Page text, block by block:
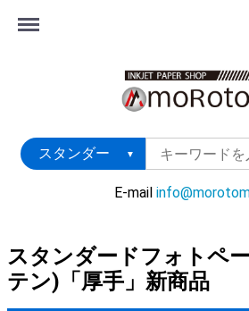
E-mail
Menu
スタンダードフォトペ
テン)「厚手」新商品